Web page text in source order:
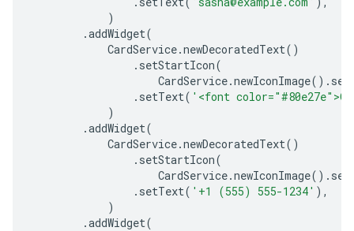
)
.addWidget(
CardService.newDecoratedText()
. setStartIcon(
CardService.newIconImage().
. setText( '<font
)
.addWidget(
CardService.newDecoratedText()
. setStartIcon(
CardService.newIconImage().
. setText( '+1 (555) 555-1234' ),
)
.addWidget(